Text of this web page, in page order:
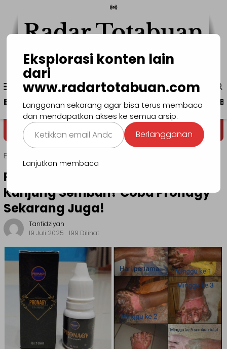
konten
Menu
Mobile
www.radartotabuan.com
Beranda Kotamobagu Bolmong Boltim
Dega' Niondon Selamat Datang di
Beranda
Penderita Diabetes? Luka Tak
Kunjung Sembuh? Coba Pronagy
Sekarang Juga!
Tanfidziyah
19 Juli 2025
199 Dilihat
Eksplorasi konten lain
dari
www.radartotabuan.com
Langganan sekarang agar bisa terus membaca
dan mendapatkan akses ke semua arsip.
Ketikkan
email
Anda...
Berlangganan
Lanjutkan membaca